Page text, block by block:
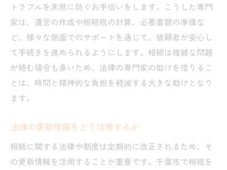
トラブルを未然に防ぐお手伝いをします。こうした専門
家は、遺言の作成や相続税の計算、必要書類の準備な
ど、様々な側面でのサポートを通じて、依頼者が安心し
て手続きを進められるようにします。相続は複雑な問題
が絡む場合も多いため、法律の専門家の助けを借りるこ
とは、時間と精神的な負担を軽減する大きな助けとなり
ます。
法律の更新情報をどう活用するか
相続に関する法律や制度は定期的に改正されるため、そ
の更新情報を活用することが重要です。千葉市で相続を